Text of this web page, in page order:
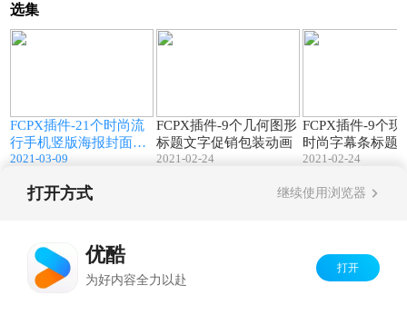
选集
FCPX插件-21个时尚流
行手机竖版海报封面图
文排版设计动画Instagra
2021-03-09
FCPX插件-9个几何图形
标题文字促销包装动画
2021-02-24
FCPX插件-9个现
时尚字幕条标题
画预设
2021-02-24
打开方式 继续使用浏览器
优酷
为好内容全力以赴
打开